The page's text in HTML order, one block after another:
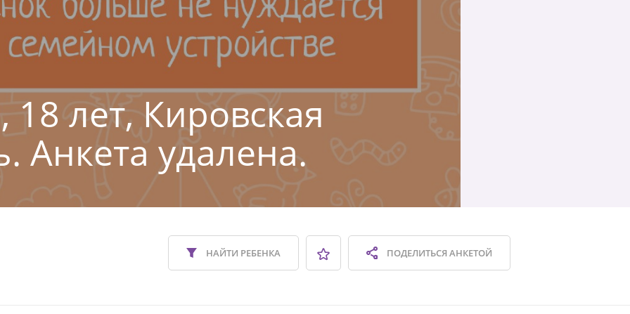
18 лет, Кировская
Анкета удалена.
ПОДЕЛИТЬСЯАНКЕТОЙ
НАЙТИ РЕБЕНКА